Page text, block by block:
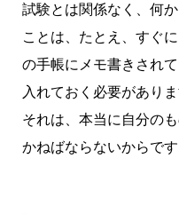
試験とは関係なく、何
ことは、たとえ、すぐ
の手帳にメモ書きされ
入れておく必要がありま
それは、本当に自分の
かねばならないからです